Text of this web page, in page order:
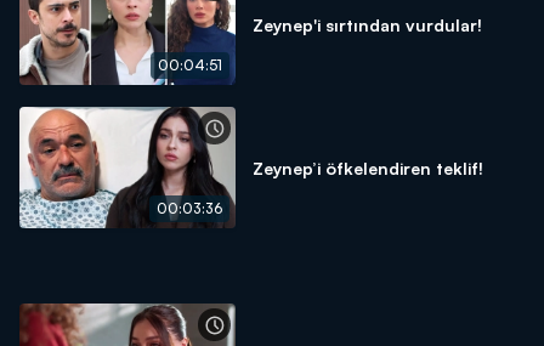
00:04:51
Zeynep'i sırtından vurdular!
00:03:36
Zeynep’i öfkelendiren teklif!